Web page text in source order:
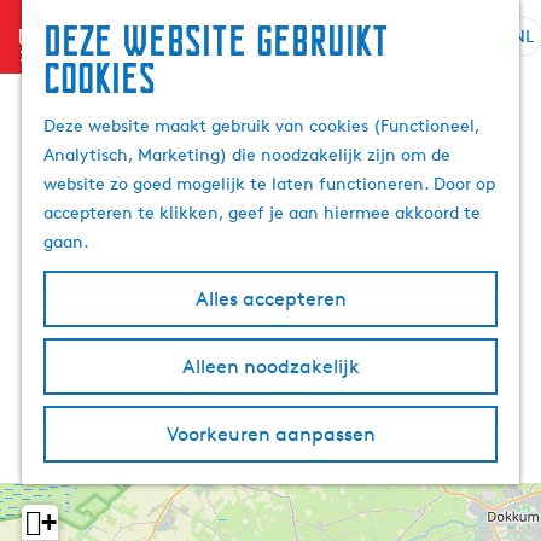
Deze website gebruikt
cookies
Deze website maakt gebruik van cookies (Functioneel,
Analytisch, Marketing) die noodzakelijk zijn om de
website zo goed mogelijk te laten functioneren. Door op
accepteren te klikken, geef je aan hiermee akkoord te
gaan.
Alles accepteren
Alleen noodzakelijk
Voorkeuren aanpassen
menu
G
a
n
a
a
r
e
o
e
e
e
S
i
d
NL
+